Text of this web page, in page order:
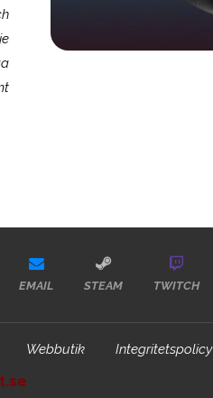
EMAIL STEAM TWITCH
Webbutik Integritetspolicy